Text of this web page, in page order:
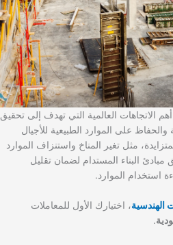
الاتجاهات العالمية التي تهدف إلى تحقيق
والحفاظ على الموارد الطبيعية للأجيال
مثل تغير المناخ واستنزاف الموارد
البناء المستدام لضمان تقليل
استخدام الموارد.
الهندسية، اختيارك الأول للمعاملات
.